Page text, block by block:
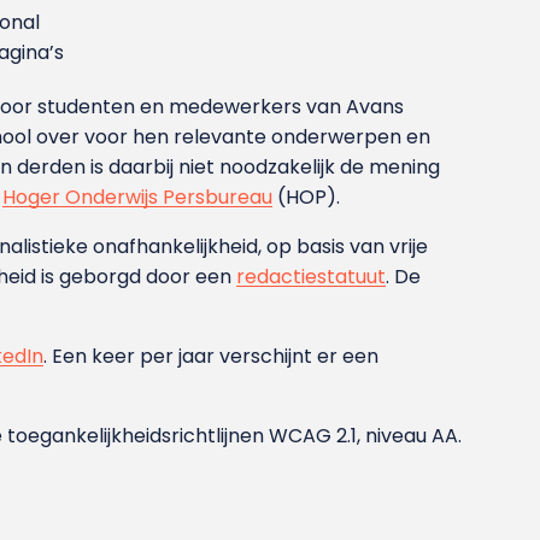
studenten en medewerkers van Avans
over voor hen relevante onderwerpen en
is daarbij niet noodzakelijk de mening
Hoger Onderwijs Persbureau (HOP).
onafhankelijkheid, op basis van vrije
is geborgd door een redactiestatuut. De
. Een keer per jaar verschijnt er een
WCAG 2.1, niveau AA.